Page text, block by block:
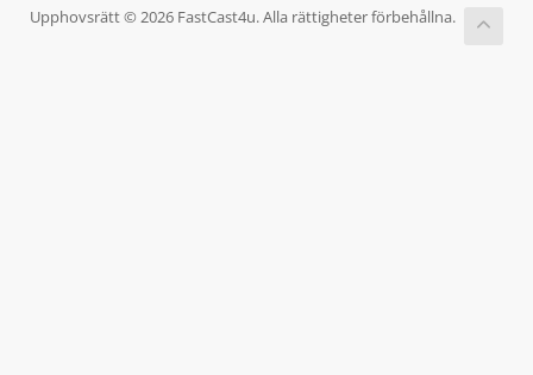
Upphovsrätt © 2026 FastCast4u. Alla rättigheter förbehållna.